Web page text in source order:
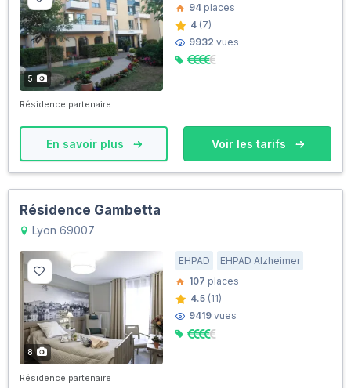
5
94 places
4 (7)
9932 vues
Résidence partenaire
En savoir plus Voir les tarifs
Résidence Gambetta
Lyon 69007
8
EHPAD
EHPAD Alzheimer
107 places
4.5 (11)
9419 vues
Résidence partenaire